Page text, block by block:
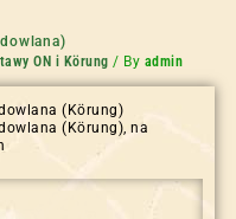
ON i Körung / By admin
(Körung)
(Körung), na